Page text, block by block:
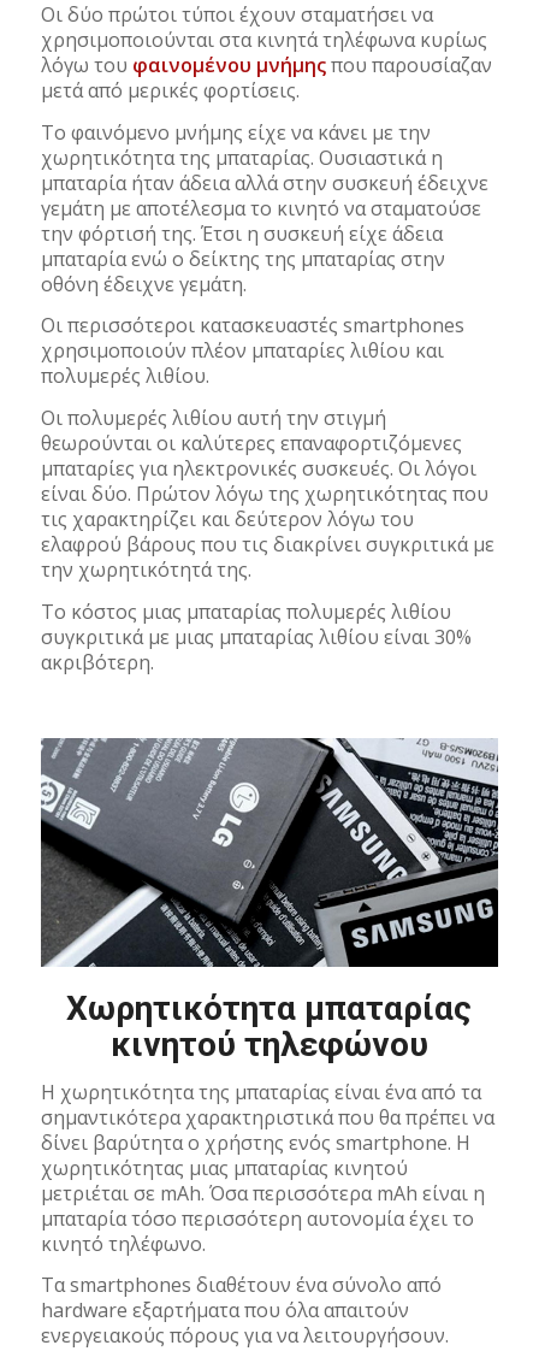
Οι δύο πρώτοι τύποι έχουν σταματήσει να
χρησιμοποιούνται στα κινητά τηλέφωνα κυρίως
λόγω του φαινομένου μνήμηςπου παρουσίαζαν
μετά από μερικές φορτίσεις.
Το φαινόμενο μνήμης είχε να κάνει με την
χωρητικότητα της μπαταρίας. Ουσιαστικά η
μπαταρία ήταν άδεια αλλά στην συσκευή έδειχνε
γεμάτη με αποτέλεσμα το κινητό να σταματούσε
την φόρτισή της. Έτσι η συσκευή είχε άδεια
μπαταρία ενώ ο δείκτης της μπαταρίας στην
οθόνη έδειχνε γεμάτη.
Οι περισσότεροι κατασκευαστές smartphones
χρησιμοποιούν πλέον μπαταρίες λιθίου και
πολυμερές λιθίου.
Oι πολυμερές λιθίου αυτή την στιγμή
θεωρούνται οι καλύτερες επαναφορτιζόμενες
μπαταρίες για ηλεκτρονικές συσκευές. Οι λόγοι
είναι δύο. Πρώτον λόγω της χωρητικότητας που
τις χαρακτηρίζει και δεύτερον λόγω του
ελαφρού βάρους που τις διακρίνει συγκριτικά με
την χωρητικότητά της.
Το κόστος μιας μπαταρίας πολυμερές λιθίου
συγκριτικά με μιας μπαταρίας λιθίου είναι 30%
ακριβότερη.
Χωρητικότητα μπαταρίας
κινητού τηλεφώνου
Η χωρητικότητα της μπαταρίας είναι ένα από τα
σημαντικότερα χαρακτηριστικά που θα πρέπει να
δίνει βαρύτητα ο χρήστης ενός smartphone. Η
χωρητικότητας μιας μπαταρίας κινητού
μετριέται σε mAh. Όσα περισσότερα mAh είναι η
μπαταρία τόσο περισσότερη αυτονομία έχει το
κινητό τηλέφωνο.
Τα smartphones διαθέτουν ένα σύνολο από
hardware εξαρτήματα που όλα απαιτούν
ενεργειακούς πόρους για να λειτουργήσουν.